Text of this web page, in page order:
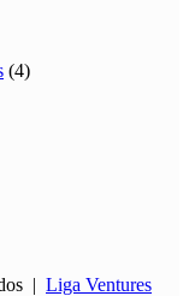
(4)
| Liga Ventures